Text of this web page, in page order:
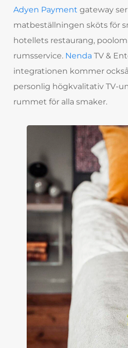
Adyen Payment gateway
matbeställningen sköts för
hotellets restaurang,
rumsservice. Nenda TV &
integrationen kommer
personlig högkvalitativ TV-
rummet för alla smaker.